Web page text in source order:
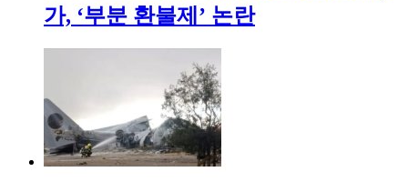
가, ‘부분 환불제’ 논란